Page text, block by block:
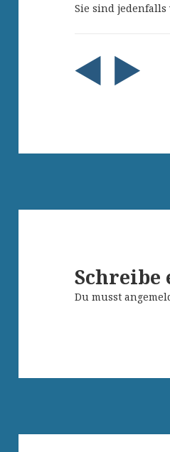
Sie sind
Schreibe
Du musst